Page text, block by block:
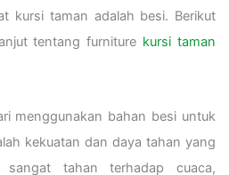
kursi taman adalah besi. Berikut
tentang furniture kursi taman
menggunakan bahan besi untuk
kekuatan dan daya tahan yang
sangat tahan terhadap cuaca,